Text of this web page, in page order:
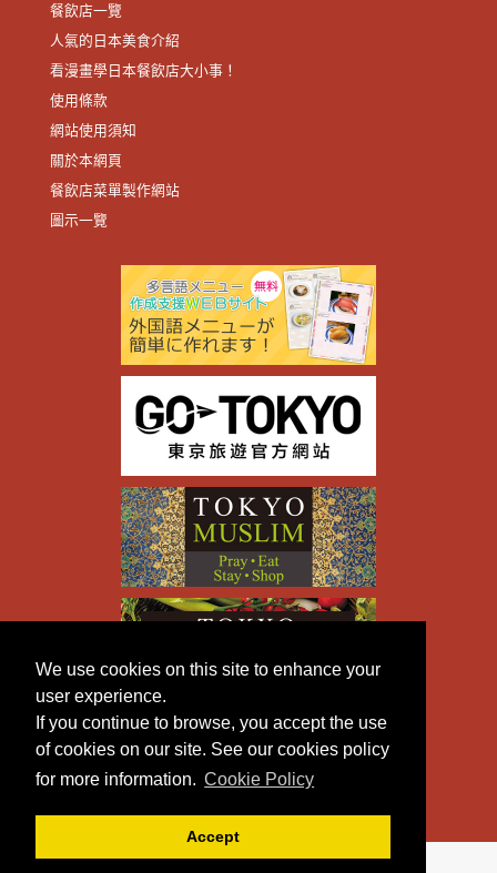
We use cookies on this site to enhance your
user experience.
If you continue to browse, you accept the use
of cookies on our site. See our cookies policy
for more information. Cookie Policy
Accept
餐飲店一覽
人氣的日本美食介紹
看漫畫學日本餐飲店大小事！
使用條款
網站使用須知
關於本網頁
餐飲店菜單製作網站
圖示一覽